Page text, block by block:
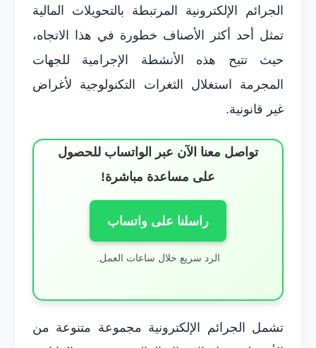
الجرائم الإلكترونية المرتبطة بالتحويلات المالية
تمثل أحد أكثر الأصناف خطورة في هذا الاتجاه،
حيث تتيح هذه الأنشطة الإجرامية للجهات
المجرمة استغلال الثغرات التكنولوجية لأغراض
غير قانونية.
تواصل معنا الآن عبر الواتساب للحصول
على مساعدة مباشرة!
راسلنا على واتساب
الرد سريع خلال ساعات العمل.
تشمل الجرائم الإلكترونية مجموعة متنوعة من